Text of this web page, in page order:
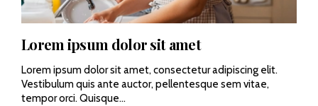
Lorem ipsum dolor sit amet
Lorem ipsum dolor sit amet, consectetur adipiscing elit.
Vestibulum quis ante auctor, pellentesque sem vitae,
tempor orci. Quisque...